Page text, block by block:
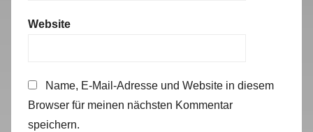
Website
Name, E-Mail-Adresse und Website in diesem
Browser für meinen nächsten Kommentar
speichern.